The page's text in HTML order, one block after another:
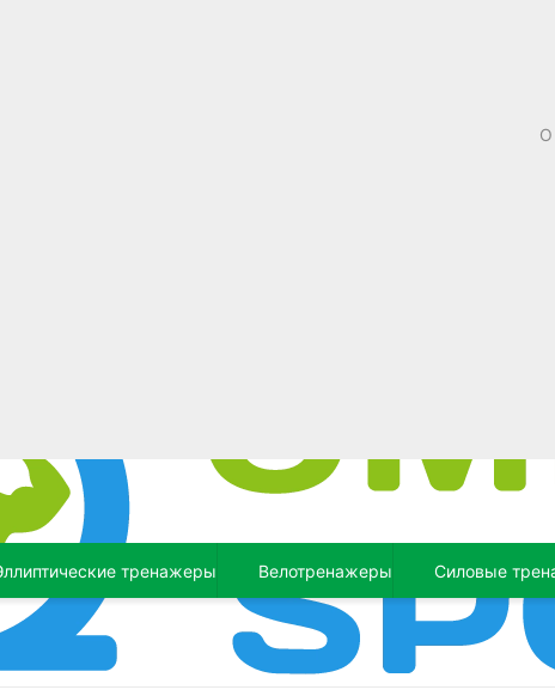
О
тренажеры Велотренажеры Силовые